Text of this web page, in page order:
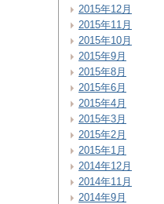
2015年12月
2015年11月
2015年10月
2015年9月
2015年8月
2015年6月
2015年4月
2015年3月
2015年2月
2015年1月
2014年12月
2014年11月
2014年9月